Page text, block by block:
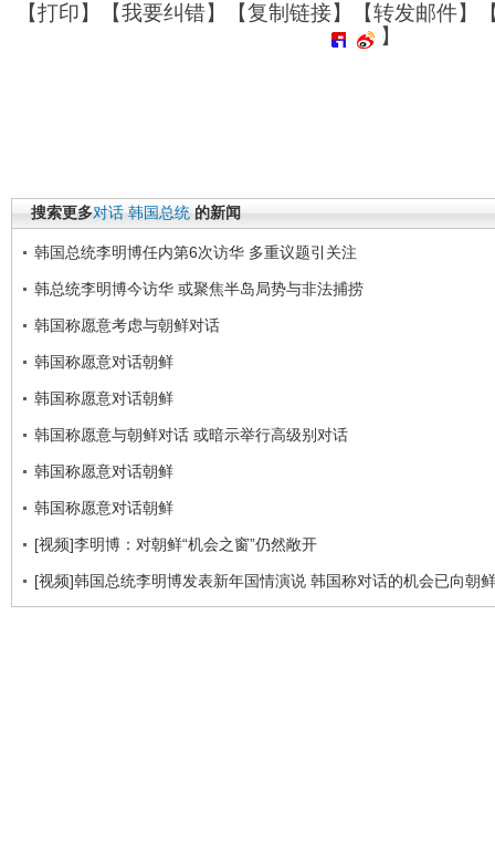
【打印】【我要纠错】【复制链接】【转发邮件】
】
搜索更多对话 韩国总统 的新闻
韩国总统李明博任内第6次访华 多重议题引关注
韩总统李明博今访华 或聚焦半岛局势与非法捕捞
韩国称愿意考虑与朝鲜对话
韩国称愿意对话朝鲜
韩国称愿意对话朝鲜
韩国称愿意与朝鲜对话 或暗示举行高级别对话
韩国称愿意对话朝鲜
韩国称愿意对话朝鲜
[视频]李明博：对朝鲜“机会之窗”仍然敞开
[视频]韩国总统李明博发表新年国情演说 韩国称对话的机会已向朝